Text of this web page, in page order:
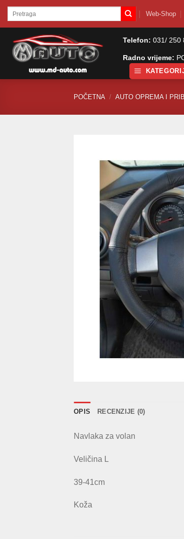
SkipPretraži: Web-Shop
Telefon: 031/ 250
Radno vrijeme:
POČETNA / AUTO OPREMA I
OPIS RECENZIJE (0)
Navlaka za volan
Veličina L
39-41cm
Koža